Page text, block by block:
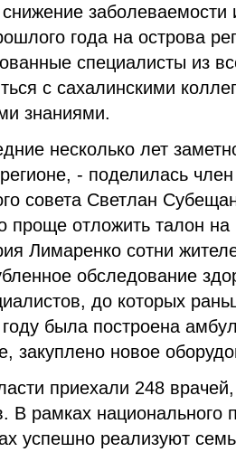
заболеваемости
года на острова
специалисты из
с сахалинскими
знаниями.
несколько лет
- поделилась член
совета Светлан
проще отложить талон на
Лимаренко сотни
обследование
до которых
была построена
закуплено новое
приехали 248
В рамках национального
успешно реализуют